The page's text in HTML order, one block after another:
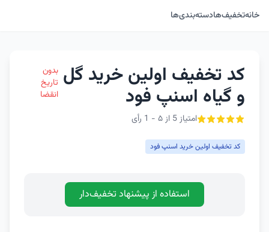
خانهتخفیف‌هادسته‌بندی‌ها
کد تخفیف اولین خرید گل
و گیاه اسنپ فود
امتیاز 5 از ۵ - 1 رأی
بدون
تاریخ
انقضا
کد تخفیف اولین خرید اسنپ فود
استفاده از پیشنهاد تخفیف‌دار